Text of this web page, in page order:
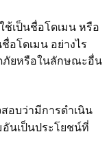
เป็นชื่อโดเมน หรือ
อโดเมน อย่างไร
ภัยหรือในลักษณะอื่น
อบว่ามีการดำเนิน
อันเป็นประโยชน์ที่